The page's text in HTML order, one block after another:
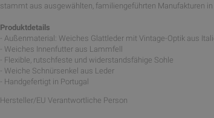
stammt aus ausgewählten, familiengeführten Manufakturen in
Produktdetails
- Außenmaterial: Weiches Glattleder mit Vintage-Optik aus
- Weiches Innenfutter aus Lammfell
- Flexible, rutschfeste und widerstandsfähige Sohle
- Weiche Schnürsenkel aus Leder
- Handgefertigt in Portugal
Hersteller/EU Verantwortliche Person